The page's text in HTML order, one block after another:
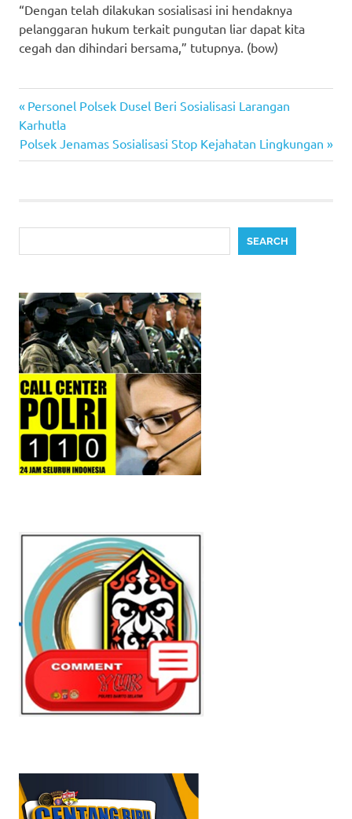
“Dengan telah dilakukan sosialisasi ini hendaknya
pelanggaran hukum terkait pungutan liar dapat kita
cegah dan dihindari bersama,” tutupnya. (bow)
Post
navigation
Previous
Post:
Personel Polsek Dusel Beri Sosialisasi Larangan
Karhutla
Next
Post:
Polsek Jenamas Sosialisasi Stop Kejahatan Lingkungan
SEARCH